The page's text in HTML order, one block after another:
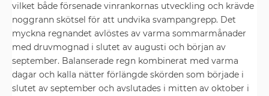
vilket både försenade vinrankornas utveckling och krävde
noggrann skötsel för att undvika svampangrepp. Det
myckna regnandet avlöstes av varma sommarmånader
med druvmognad i slutet av augusti och början av
september. Balanserade regn kombinerat med varma
dagar och kalla nätter förlängde skörden som började i
slutet av september och avslutades i mitten av oktober i